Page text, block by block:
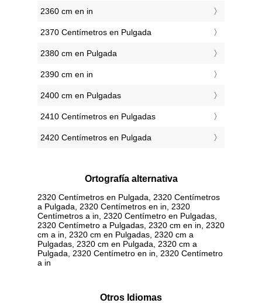
2360 cm en in
2370 Centímetros en Pulgada
2380 cm en Pulgada
2390 cm en in
2400 cm en Pulgadas
2410 Centímetros en Pulgadas
2420 Centímetros en Pulgada
Ortografía alternativa
2320 Centímetros en Pulgada, 2320 Centímetros
a Pulgada, 2320 Centímetros en in, 2320
Centímetros a in, 2320 Centímetro en Pulgadas,
2320 Centímetro a Pulgadas, 2320 cm en in, 2320
cm a in, 2320 cm en Pulgadas, 2320 cm a
Pulgadas, 2320 cm en Pulgada, 2320 cm a
Pulgada, 2320 Centímetro en in, 2320 Centímetro
a in
Otros Idiomas